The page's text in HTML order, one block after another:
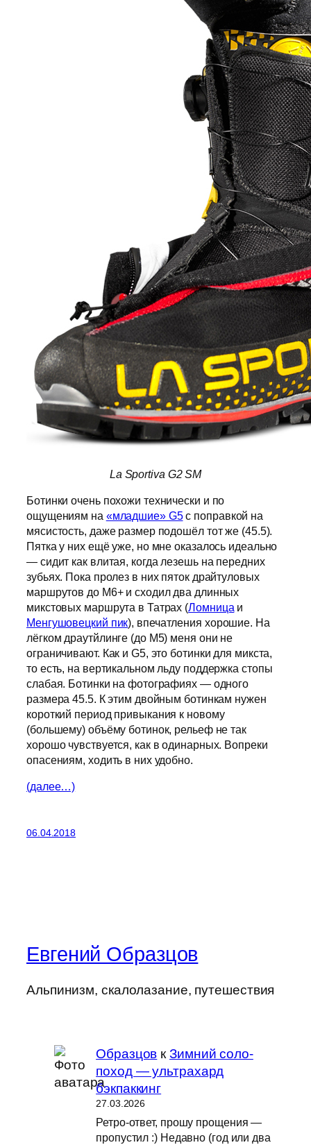
La Sportiva G2 SM
Ботинки очень похожи технически и по
ощущениям на «младшие» G5с поправкой на
мясистость, даже размер подошёл тот же (45.5).
Пятка у них ещё уже, но мне оказалось идеально
— сидит как влитая, когда лезешь на передних
зубьях. Пока пролез в них пяток драйтуловых
маршрутов до M6+ и сходил два длинных
микстовых маршрута в Татрах (Ломница и
Менгушовецкий пик), впечатления хорошие. На
лёгком драутйлинге (до М5) меня они не
ограничивают. Как и G5, это ботинки для микста,
то есть, на вертикальном льду поддержка стопы
слабая. Ботинки на фотографиях — одного
размера 45.5. К этим двойным ботинкам нужен
короткий период привыкания к новому
(большему) объёму ботинок, рельеф не так
хорошо чувствуется, как в одинарных. Вопреки
опасениям, ходить в них удобно.
(далее…)
06.04.2018
Евгений Образцов
Альпинизм, скалолазание, путешествия
Образцов кЗимний соло-
поход — ультрахард
бэкпаккинг
27.03.2026
Ретро-ответ, прошу прощения —
пропустил :) Недавно (год или два